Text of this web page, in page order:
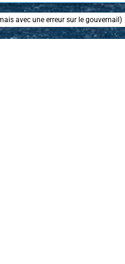
avec une erreur sur le gouvernail)